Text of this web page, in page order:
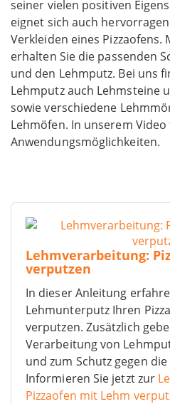
seiner vielen positiven
eignet sich auch
Verkleiden eines Pizzaofens.
erhalten Sie die passenden
und den Lehmputz. Bei uns
Lehmputz auch Lehmsteine
sowie verschiedene
Lehmöfen. In unserem Video
Anwendungsmöglichkeiten.
Lehmverarbeitung:
verputzen
In dieser Anleitung
Lehmunterputz Ihren
verputzen. Zusätzlich
Verarbeitung von
und zum Schutz gegen
Informieren Sie jetzt zur
Pizzaofen mit Lehm